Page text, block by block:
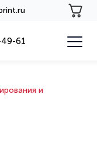
49-61
и